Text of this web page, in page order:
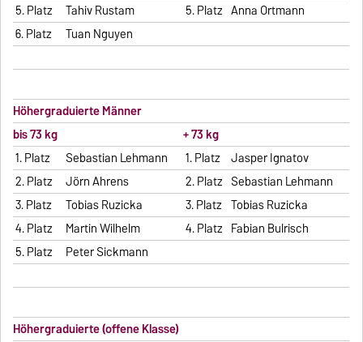
5. Platz
Tahiv Rustam 5. Platz Anna Ortmann
6. Platz
Tuan Nguyen
Höhergraduierte Männer
bis 73 kg
+ 73 kg
1. Platz
Sebastian Lehmann 1. Platz Jasper Ignatov
2. Platz
Jörn Ahrens 2. Platz Sebastian Lehmann
3. Platz
Tobias Ruzicka 3. Platz Tobias Ruzicka
4. Platz
Martin Wilhelm 4. Platz Fabian Bulrisch
5. Platz
Peter Sickmann
Höhergraduierte (offene Klasse)